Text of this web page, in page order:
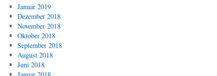
Januar 2019
Dezember 2018
November 2018
Oktober 2018
September 2018
August 2018
Juni 2018